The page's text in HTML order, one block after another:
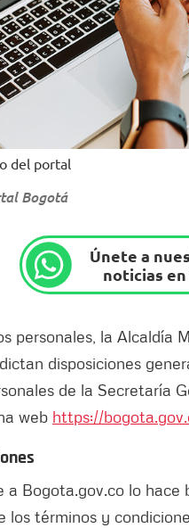
del portal
Bogotá
Únete a
noticias
personales, la Alcaldía
disposiciones
de la Secretaría
web https://
a Bogota.gov.co lo
los términos y